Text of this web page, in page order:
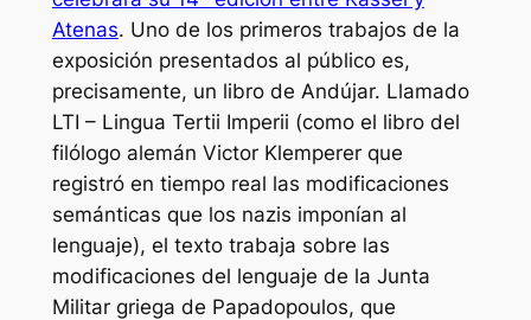
Atenas. Uno de los primeros trabajos de la
exposición presentados al público es,
precisamente, un libro de Andújar. Llamado
LTI – Lingua Tertii Imperii (como el libro del
filólogo alemán Victor Klemperer que
registró en tiempo real las modificaciones
semánticas que los nazis imponían al
lenguaje), el texto trabaja sobre las
modificaciones del lenguaje de la Junta
Militar griega de Papadopoulos, que